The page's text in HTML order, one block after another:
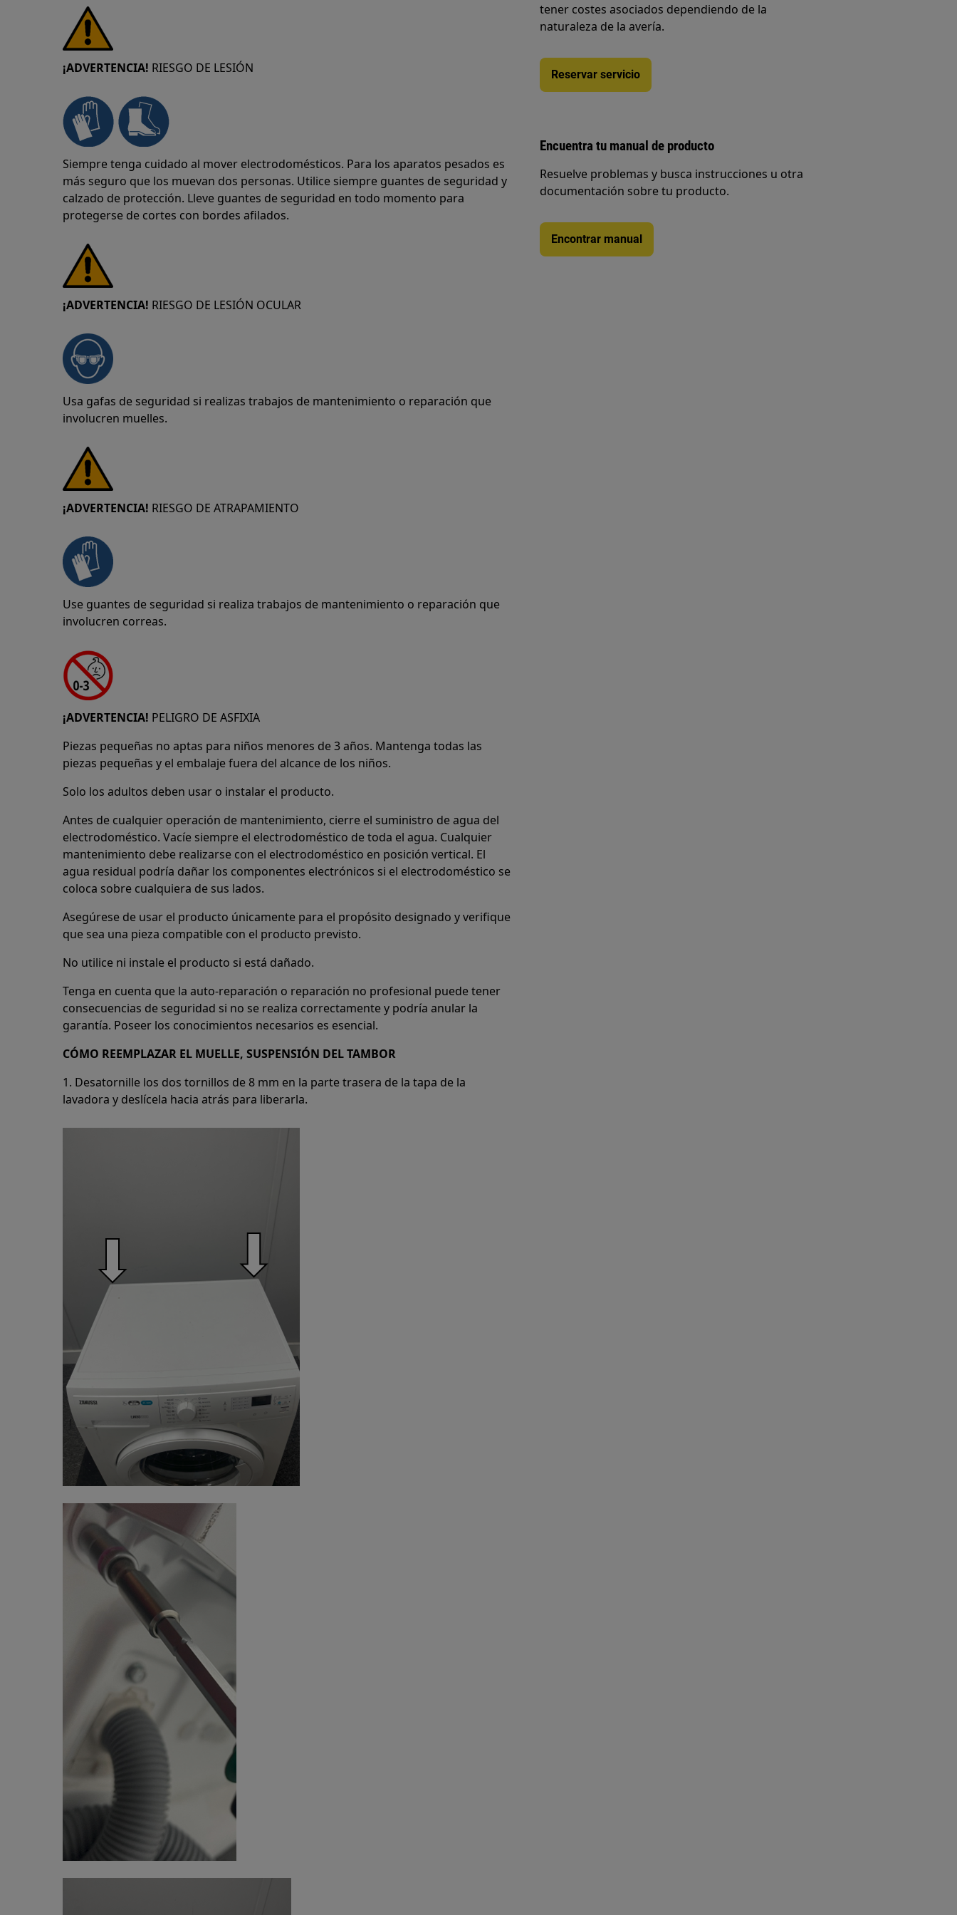
¡ADVERTENCIA! RIESGO DE LESIÓN
Siempre tenga cuidado al mover electrodomésticos. Para los aparatos pesados es
más seguro que los muevan dos personas. Utilice siempre guantes de seguridad y
calzado de protección. Lleve guantes de seguridad en todo momento para
protegerse de cortes con bordes afilados.
¡ADVERTENCIA! RIESGO DE LESIÓN OCULAR
Usa gafas de seguridad si realizas trabajos de mantenimiento o reparación que
involucren muelles.
¡ADVERTENCIA! RIESGO DE ATRAPAMIENTO
Use guantes de seguridad si realiza trabajos de mantenimiento o reparación que
involucren correas.
¡ADVERTENCIA! PELIGRO DE ASFIXIA
Piezas pequeñas no aptas para niños menores de 3 años. Mantenga todas las
piezas pequeñas y el embalaje fuera del alcance de los niños.
Solo los adultos deben usar o instalar el producto.
Antes de cualquier operación de mantenimiento, cierre el suministro de agua del
electrodoméstico. Vacíe siempre el electrodoméstico de toda el agua. Cualquier
mantenimiento debe realizarse con el electrodoméstico en posición vertical. El
agua residual podría dañar los componentes electrónicos si el electrodoméstico se
coloca sobre cualquiera de sus lados.
Asegúrese de usar el producto únicamente para el propósito designado y verifique
que sea una pieza compatible con el producto previsto.
No utilice ni instale el producto si está dañado.
Tenga en cuenta que la auto-reparación o reparación no profesional puede tener
consecuencias de seguridad si no se realiza correctamente y podría anular la
garantía. Poseer los conocimientos necesarios es esencial.
CÓMO REEMPLAZAR EL MUELLE, SUSPENSIÓN DEL TAMBOR
1. Desatornille los dos tornillos de 8 mm en la parte trasera de la tapa de la
lavadora y deslícela hacia atrás para liberarla.
tener costes asociados dependiendo de la
naturaleza de la avería.
Reservar servicio
Encuentra tu manual de producto
Resuelve problemas y busca instrucciones u otra
documentación sobre tu producto.
Encontrar manual